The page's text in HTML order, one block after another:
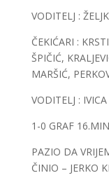
VODITELJ :
ČEKIĆARI :
ŠPIČIĆ,
MARŠIĆ,
VODITELJ :
1-0 GRAF
PAZIO DA
ČINIO – JERKO